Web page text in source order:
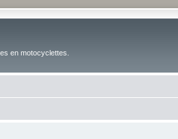
en motocyclettes.